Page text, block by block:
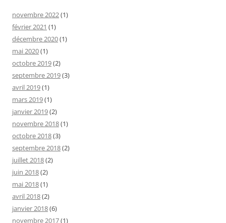
novembre 2022(1)
février 2021 (1)
décembre 2020(1)
mai 2020(1)
octobre 2019(2)
septembre 2019(3)
avril 2019(1)
mars 2019(1)
janvier 2019(2)
novembre 2018(1)
octobre 2018(3)
septembre 2018(2)
juillet 2018(2)
juin 2018(2)
mai 2018(1)
avril 2018(2)
janvier 2018(6)
novembre 2017(1)